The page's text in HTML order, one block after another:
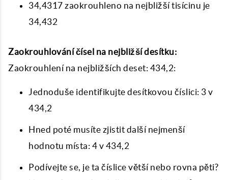
34,4317 zaokrouhleno na nejbližší tisícinu je
34,432
Zaokrouhlování čísel na nejbližší desítku:
Zaokrouhlení na nejbližších deset: 434,2:
Jednoduše identifikujte desítkovou číslici: 3 v
434,2
Hned poté musíte zjistit další nejmenší
hodnotu místa: 4 v 434,2
Podívejte se, je ta číslice větší nebo rovna pěti?